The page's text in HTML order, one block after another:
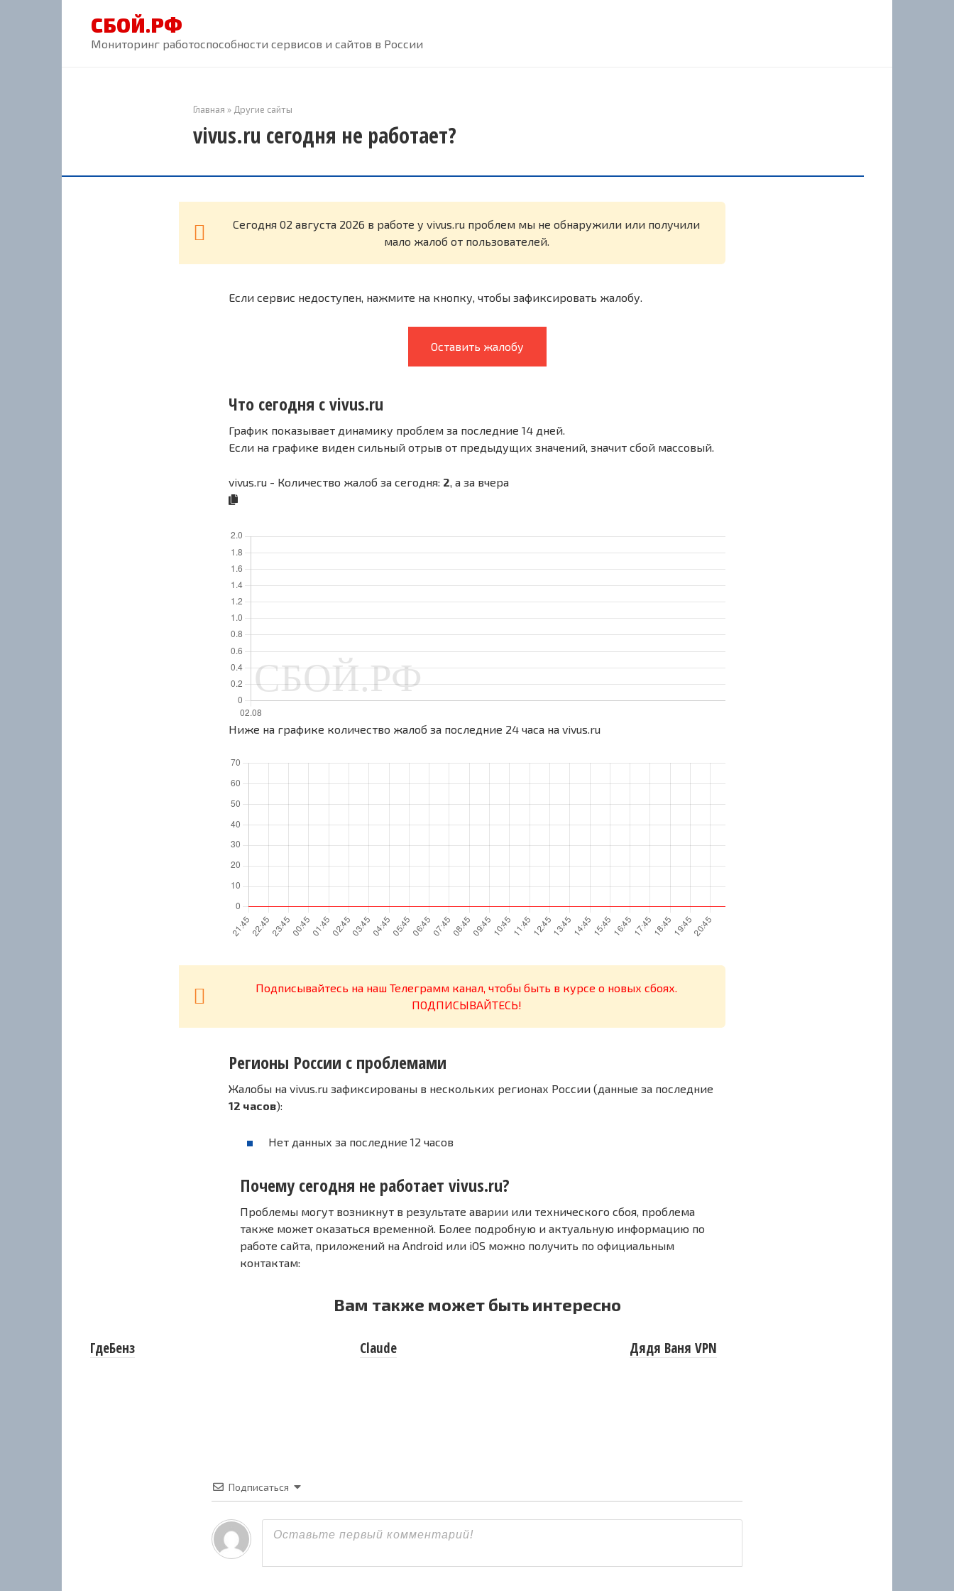
СБОЙ.РФ
Мониторинг работоспособности сервисов и сайтов в России
Главная » Другие сайты
vivus.ru сегодня не работает?
Cегодня 02 августа 2026 в работе у vivus.ru проблем мы не обнаружили или получили
мало жалоб от пользователей.
Если сервис недоступен, нажмите на кнопку, чтобы зафиксировать жалобу.
Оставить жалобу
Что сегодня с vivus.ru
График показывает динамику проблем за последние 14 дней.
Если на графике виден сильный отрыв от предыдущих значений, значит сбой массовый.
vivus.ru - Количество жалоб за сегодня: 2, а за вчера
Ниже на графике количество жалоб за последние 24 часа на vivus.ru
Подписывайтесь на наш Телеграмм канал, чтобы быть в курсе о новых сбоях.
ПОДПИСЫВАЙТЕСЬ!
Регионы России с проблемами
Жалобы на vivus.ru зафиксированы в нескольких регионах России (данные за последние
12 часов):
Нет данных за последние 12 часов
Почему сегодня не работает vivus.ru?
Проблемы могут возникнут в результате аварии или технического сбоя, проблема
также может оказаться временной. Более подробную и актуальную информацию по
работе сайта, приложений на Android или iOS можно получить по официальным
контактам:
Вам также может быть интересно
ГдеБенз Claude Дядя Ваня VPN
Подписаться